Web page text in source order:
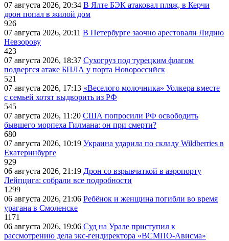
07 августа 2026, 20:34 В Ялте БЭК атаковал пляж, в Керчи
дрон попал в жилой дом
926
07 августа 2026, 20:11 В Петербурге заочно арестовали Лидию
Невзорову
423
07 августа 2026, 18:37 Сухогруз под турецким флагом
подвергся атаке БПЛА у порта Новороссийск
521
07 августа 2026, 17:13 «Веселого молочника» Уолкера вместе
с семьей хотят выдворить из РФ
545
07 августа 2026, 11:20 США попросили РФ освободить
бывшего морпеха Гилмана: он при смерти?
680
07 августа 2026, 10:19 Украина ударила по складу Wildberries в
Екатеринбурге
929
06 августа 2026, 21:19 Дрон со взрывчаткой в аэропорту
Лейпцига: собрали все подробности
1299
06 августа 2026, 21:06 Ребёнок и женщина погибли во время
урагана в Смоленске
1171
06 августа 2026, 19:06 Суд на Урале приступил к
рассмотрению дела экс-гендиректора «ВСМПО-Ависма»